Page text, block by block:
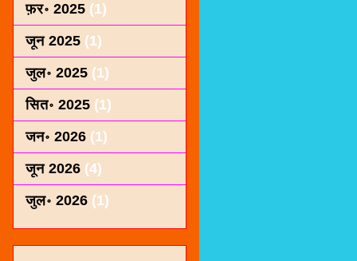
फ़र॰ 2025 (1)
जून 2025 (1)
जुल॰ 2025 (1)
सित॰ 2025 (1)
जन॰ 2026 (1)
जून 2026 (4)
जुल॰ 2026 (1)